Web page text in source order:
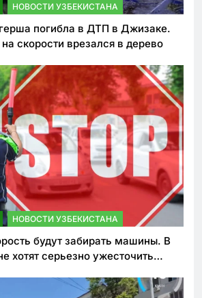
НОВОСТИ УЗБЕКИСТАНА
погибла в ДТП в Джизаке.
скорости врезался в дерево
НОВОСТИ УЗБЕКИСТАНА
будут забирать машины. В
хотят серьезно ужесточить